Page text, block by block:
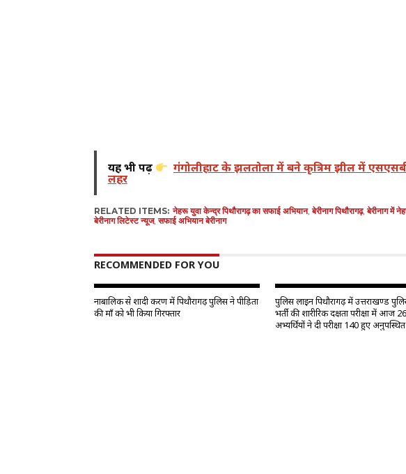
यह भी पढ़ें गंगोलीहाट के झलतोला में बने कृत्रिम झील में
लहर
RELATED ITEMS: नेहरू युवा केन्द्र पिथौरागढ़ का सफाई अभियान,बेरीनाग पिथौरागढ़,बेरीनाग में
बेरीनाग लिटेस्ट न्यूज,सफाई अभियान बेरीनाग
RECOMMENDED FOR YOU
नाबालिक से शादी प्रकरण में पिथौरागढ़ पुलिस ने पीड़िता
की माँ को भी किया गिरफ्तार
पुलिस लाइन पिथौरागढ़ में उत्तराखण्ड
भर्ती की शारीरिक दक्षता परीक्षा में आज
अभ्यर्थियों ने दी परीक्षा 140 हुए अनुपस्थित